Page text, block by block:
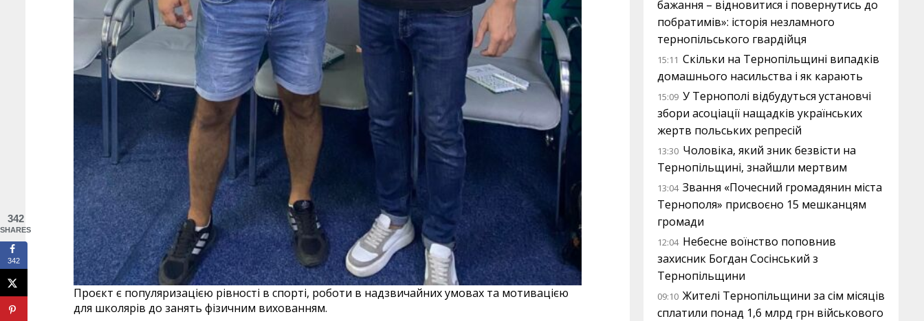
Проєкт є популяризацією рівності в спорті, роботи в надзвичайних умовах та мотивацією
для школярів до занять фізичним вихованням.
бажання – відновитися і повернутись до
побратимів»: історія незламного
тернопільського гвардійця
15:11 Скільки на Тернопільщині випадків
домашнього насильства і як карають
15:09 У Тернополі відбудуться установчі
збори асоціації нащадків українських
жертв польських репресій
13:30 Чоловіка, який зник безвісти на
Тернопільщині, знайшли мертвим
13:04 Звання «Почесний громадянин міста
Тернополя» присвоєно 15 мешканцям
громади
12:04 Небесне воїнство поповнив
захисник Богдан Сосінський з
Тернопільщини
09:10 Жителі Тернопільщини за сім місяців
сплатили понад 1,6 млрд грн військового
342
SHARES
342